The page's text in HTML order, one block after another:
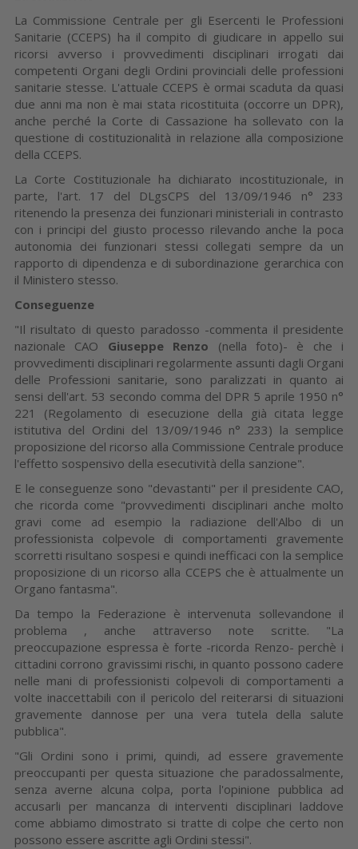
La Commissione Centrale per gli Esercenti le Professioni
Sanitarie (CCEPS) ha il compito di giudicare in appello sui
ricorsi avverso i provvedimenti disciplinari irrogati dai
competenti Organi degli Ordini provinciali delle professioni
sanitarie stesse. L'attuale CCEPS è ormai scaduta da quasi
due anni ma non è mai stata ricostituita (occorre un DPR),
anche perché la Corte di Cassazione ha sollevato con la
questione di costituzionalità in relazione alla composizione
della CCEPS.
La Corte Costituzionale ha dichiarato incostituzionale, in
parte, l'art. 17 del DLgsCPS del 13/09/1946 n° 233
ritenendo la presenza dei funzionari ministeriali in contrasto
con i principi del giusto processo rilevando anche la poca
autonomia dei funzionari stessi collegati sempre da un
rapporto di dipendenza e di subordinazione gerarchica con
il Ministero stesso.
Conseguenze
"Il risultato di questo paradosso -commenta il presidente
nazionale CAO Giuseppe Renzo (nella foto)- è che i
provvedimenti disciplinari regolarmente assunti dagli Organi
delle Professioni sanitarie, sono paralizzati in quanto ai
sensi dell'art. 53 secondo comma del DPR 5 aprile 1950 n°
221 (Regolamento di esecuzione della già citata legge
istitutiva del Ordini del 13/09/1946 n° 233) la semplice
proposizione del ricorso alla Commissione Centrale produce
l'effetto sospensivo della esecutività della sanzione".
E le conseguenze sono "devastanti" per il presidente CAO,
che ricorda come "provvedimenti disciplinari anche molto
gravi come ad esempio la radiazione dell'Albo di un
professionista colpevole di comportamenti gravemente
scorretti risultano sospesi e quindi inefficaci con la semplice
proposizione di un ricorso alla CCEPS che è attualmente un
Organo fantasma".
Da tempo la Federazione è intervenuta sollevandone il
problema , anche attraverso note scritte. "La
preoccupazione espressa è forte -ricorda Renzo- perchè i
cittadini corrono gravissimi rischi, in quanto possono cadere
nelle mani di professionisti colpevoli di comportamenti a
volte inaccettabili con il pericolo del reiterarsi di situazioni
gravemente dannose per una vera tutela della salute
pubblica".
"Gli Ordini sono i primi, quindi, ad essere gravemente
preoccupanti per questa situazione che paradossalmente,
senza averne alcuna colpa, porta l'opinione pubblica ad
accusarli per mancanza di interventi disciplinari laddove
come abbiamo dimostrato si tratte di colpe che certo non
possono essere ascritte agli Ordini stessi".